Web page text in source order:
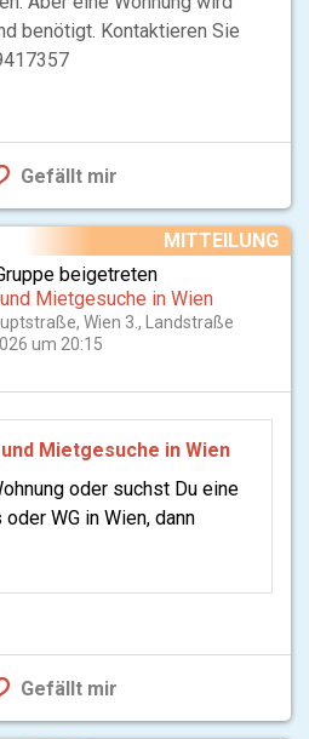
benötigt. Kontaktieren Sie
Gefällt mir
MITTEILUNG
beigetreten
Mietgesuche in Wien
Wien 3., Landstraße
um 20:15
Mietgesuche in Wien
oder suchst Du eine
oder WG in Wien, dann
Gefällt mir